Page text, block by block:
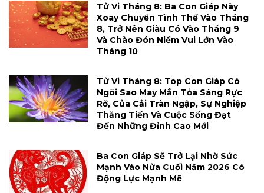
Tử Vi Tháng 8: Ba Con Giáp Này
Xoay Chuyển Tình Thế Vào Tháng
8, Trở Nên Giàu Có Vào Tháng 9
Và Chào Đón Niềm Vui Lớn Vào
Tháng 10
Tử Vi Tháng 8: Top Con Giáp Có
Ngôi Sao May Mắn Tỏa Sáng Rực
Rỡ, Của Cải Tràn Ngập, Sự Nghiệp
Thăng Tiến Và Cuộc Sống Đạt
Đến Những Đỉnh Cao Mới
Ba Con Giáp Sẽ Trở Lại Nhờ Sức
Mạnh Vào Nửa Cuối Năm 2026 Có
Động Lực Mạnh Mẽ